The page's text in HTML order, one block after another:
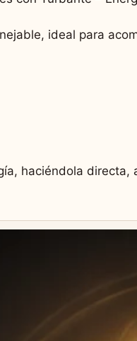
ideal para
haciéndola